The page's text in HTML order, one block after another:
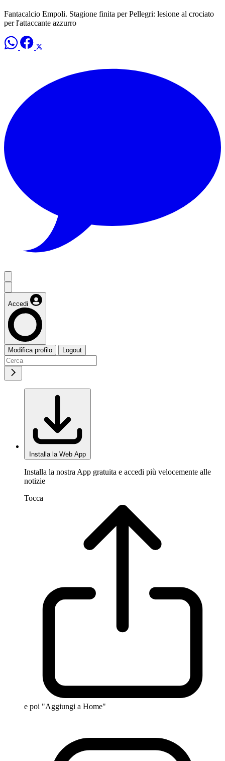
Fantacalcio Empoli. Stagione finita per Pellegri: lesione al crociato
per l'attaccante azzurro
Accedi
Modifica profilo Logout
Installa la Web App
Installa la nostra App gratuita e accedi più velocemente alle
notizie
Tocca
e poi "Aggiungi a Home"